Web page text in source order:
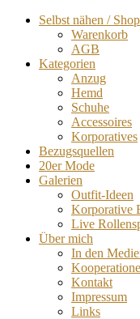
Selbst nähen / Shop
Warenkorb
AGB
Kategorien
Anzug
Hemd
Schuhe
Accessoires
Korporatives
Bezugsquellen
20er Mode
Galerien
Outfit-Ideen
Korporative
Live
Über mich
In den
Kontakt
Impressum
Links